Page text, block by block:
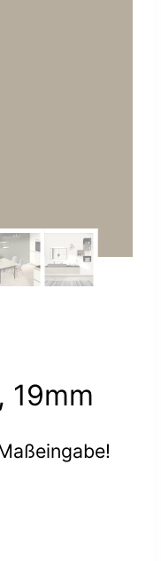
19mm